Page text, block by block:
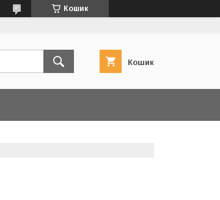
Кошик
Кошик